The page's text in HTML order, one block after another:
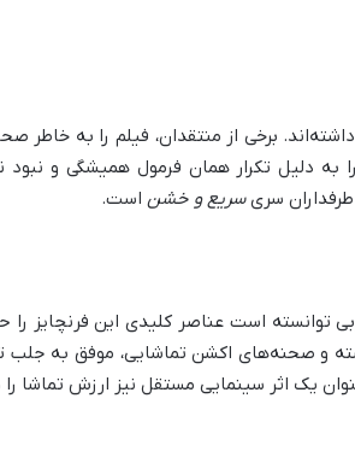
داشته‌اند. برخی از منتقدان، فیلم را به
به دلیل تکرار همان فرمول همیشگی و نبود
طرفداران سریسریع و خشن است.
است عناصر کلیدی این فرنچایز را
و صحنه‌های اکشن تماشایی، موفق به
یک اثر سینمایی مستقل نیز ارزش تماشا را